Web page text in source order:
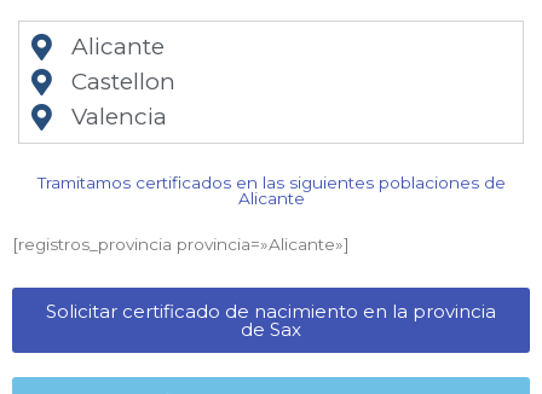
Alicante
Castellon
Valencia
Tramitamos certificados en las siguientes poblaciones de
Alicante​
[registros_provincia provincia=»Alicante​»]
Solicitar certificado de nacimiento en la provincia
de Sax​